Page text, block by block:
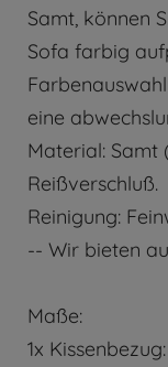
Samt, können
Sofa farbig
eine
Material: Samt
Reißverschluß.
Reinigung:
-- Wir bieten
Maße:
1x